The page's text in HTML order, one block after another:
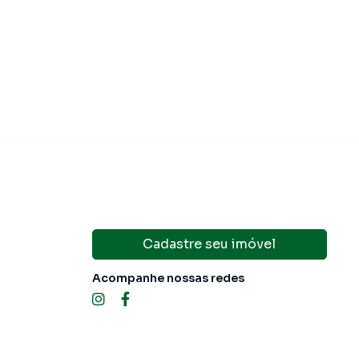
Cadastre seu imóvel
Acompanhe nossas redes